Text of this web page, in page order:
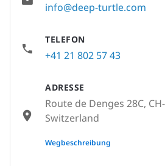
info@deep-turtle.com
TELEFON
+41 21 802 57 43
ADRESSE
Route de Denges 28C,
Switzerland
None
Wegbeschreibung